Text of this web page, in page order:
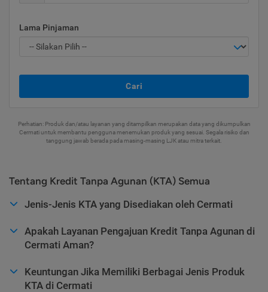
Lama Pinjaman
Cari
Perhatian: Produk dan/atau layanan yang ditampilkan merupakan data yang dikumpulkan
Cermati untuk membantu pengguna menemukan produk yang sesuai. Segala risiko dan
tanggung jawab berada pada masing-masing LJK atau mitra terkait.
Tentang Kredit Tanpa Agunan (KTA) Semua
Jenis-Jenis KTA yang Disediakan oleh Cermati
Apakah Layanan Pengajuan Kredit Tanpa Agunan di
Cermati Aman?
Keuntungan Jika Memiliki Berbagai Jenis Produk
KTA di Cermati